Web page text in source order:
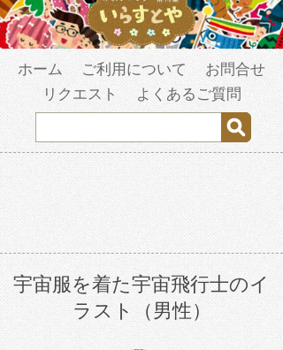
ホーム ご利用について
お問合せ
リクエスト
よくあるご質問
宇宙服を着た宇宙飛行士のイ
ラスト（男性）